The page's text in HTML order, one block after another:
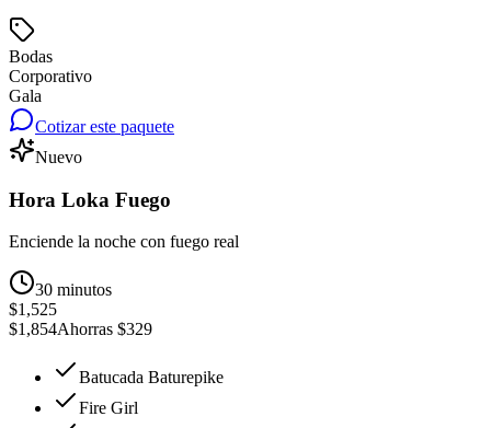
Bodas
Corporativo
Gala
Cotizar este paquete
Nuevo
Hora Loka Fuego
Enciende la noche con fuego real
30 minutos
$1,525
$1,854Ahorras $329
Batucada Baturepike
Fire Girl